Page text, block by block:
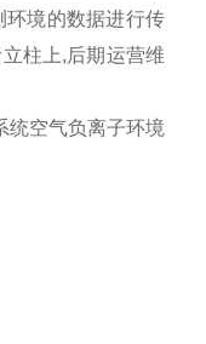
境的数据进行传
柱上,后期运营维
空气负离子环境